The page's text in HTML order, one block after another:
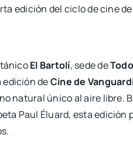
edi­ción del ciclo de cine
El Bar­to­lí, sede de
edi­ción deCine de
natu­ral úni­co al aire libre.
Paul Éluard, esta